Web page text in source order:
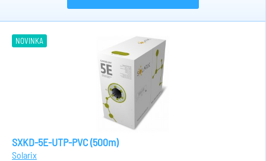
NOVINKA
SXKD-5E-UTP-PVC (500m)
Solarix